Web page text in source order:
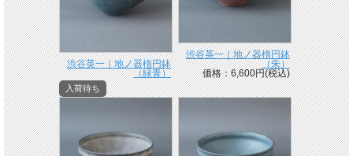
渋谷英一｜地ノ器楕円鉢
（緑青）
入荷待ち
渋谷英一｜地ノ器楕円鉢
（朱）
価格：6,600円(税込)